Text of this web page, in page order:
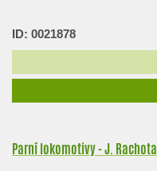
ID: 0021878
Parní lokomotivy - J. Rachota